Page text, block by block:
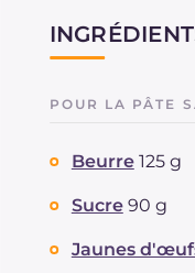
POUR LA PÂTE
Beurre 125 g
Sucre 90 g
Jaunes